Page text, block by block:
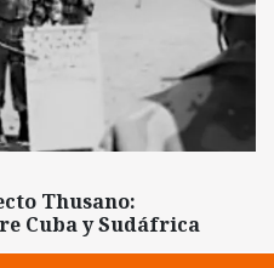
Thusano:
Cuba y Sudáfrica